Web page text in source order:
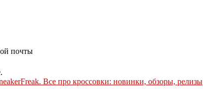
почты
Все про кроссовки: новинки, обзоры, релизы